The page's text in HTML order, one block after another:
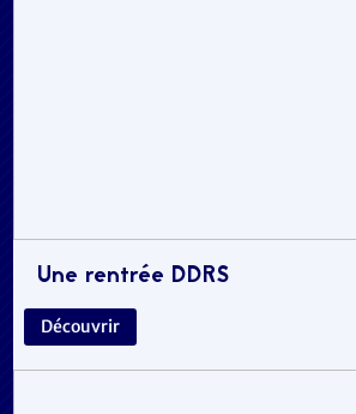
Une rentrée DDRS
Découvrir